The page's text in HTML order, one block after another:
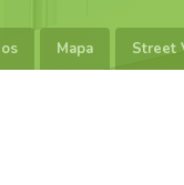
Mapa Street